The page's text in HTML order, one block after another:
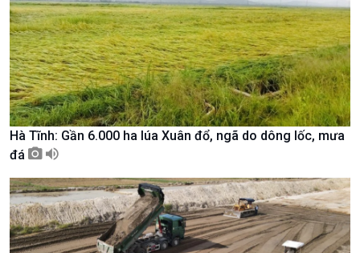
Kinh tế
Tin Kinh tế
Trước giờ mở cửa
Dòng chảy Kinh tế
Khởi nghiệp
Tuyên chiến với gian lận
thương mại
Nông nghiệp & Biển đảo
Tin Nông nghiệp & Biển
đảo
Tâm tình biên giới và hải
đảo
Tìm hiểu biển, đảo Việt
Nam
Hà Tĩnh: Gần 6.000 ha lúa Xuân đổ, ngã do dông lốc, mưa
đá